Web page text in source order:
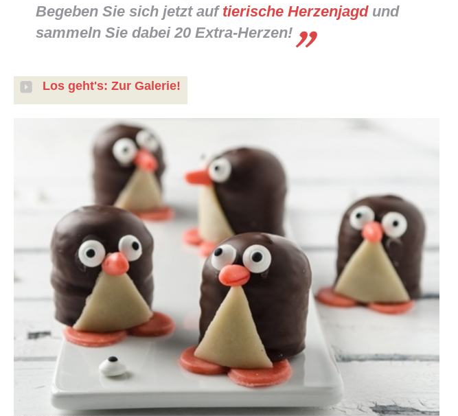
Begeben Sie sich jetzt auf tierische Herzenjagdund
sammeln Sie dabei 20 Extra-Herzen!
Los geht's: Zur Galerie!